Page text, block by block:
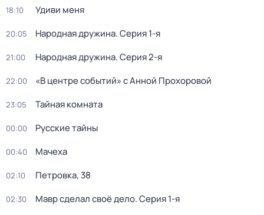
18:10 Удиви меня
20:05 Народная дружина. Серия 1-я
21:00 Народная дружина. Серия 2-я
22:00 «В центре событий» с Анной Прохоровой
23:05 Тайная комната
00:00 Русские тайны
00:40 Мачеха
02:10 Петровка, 38
02:30 Мавр сделал своё дело. Серия 1-я